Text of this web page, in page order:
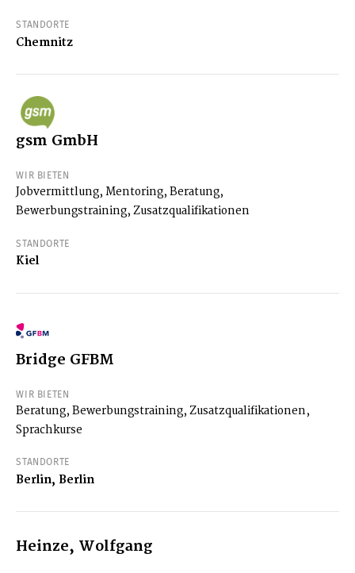
STANDORTE
Chemnitz
gsm GmbH
WIR BIETEN
Jobvermittlung, Mentoring, Beratung,
Bewerbungstraining, Zusatzqualifikationen
STANDORTE
Kiel
Bridge GFBM
WIR BIETEN
Beratung, Bewerbungstraining, Zusatzqualifikationen,
Sprachkurse
STANDORTE
Berlin, Berlin
Heinze, Wolfgang